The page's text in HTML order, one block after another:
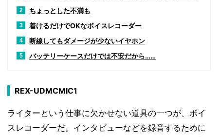
2 ちょっとした不満も
3 着けるだけでOKなボイスレコーダー
4 断線してもダメージが少ないイヤホン
5 バッテリーケースだけでは不安だから……
REX-UDMCMIC1
ライターという仕事に欠かせない道具の一つが、ボイ
スレコーダーだ。インタビューなどを録音するために